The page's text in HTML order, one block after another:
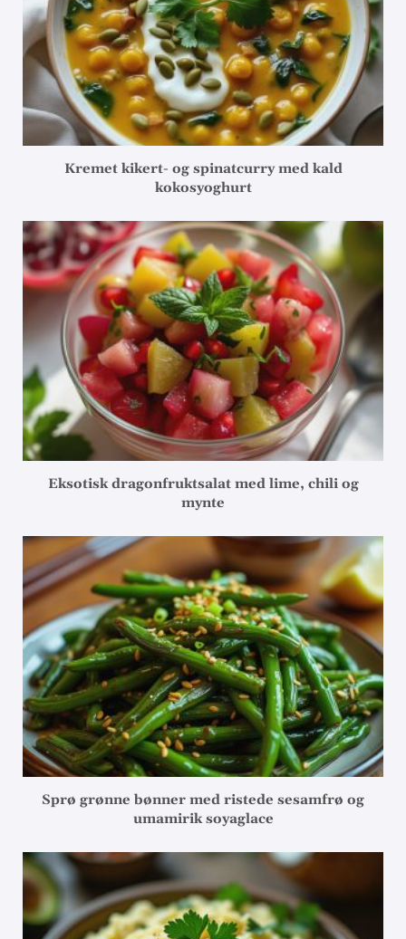
Kremet kikert- og spinatcurry med kald
kokosyoghurt
Eksotisk dragonfruktsalat med lime, chili og
mynte
Sprø grønne bønner med ristede sesamfrø og
umamirik soyaglace